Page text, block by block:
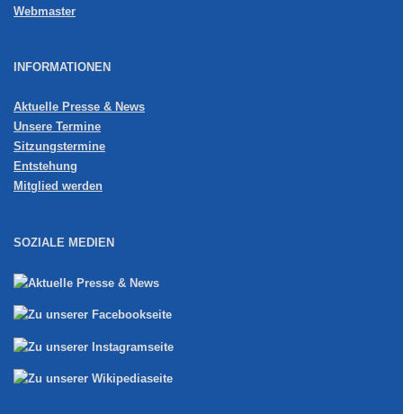
Webmaster
INFORMATIONEN
Aktuelle Presse & News
Unsere Termine
Sitzungstermine
Entstehung
Mitglied werden
SOZIALE MEDIEN